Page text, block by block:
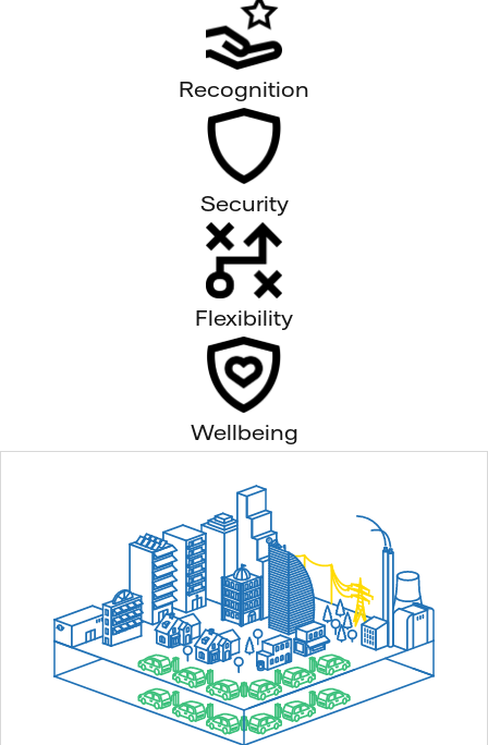
Recognition
Security
Flexibility
Wellbeing